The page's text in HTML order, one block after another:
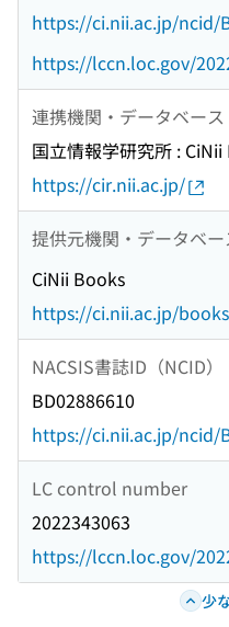
https://ci.nii.ac.jp/ncid/
https://lccn.loc.gov/
連携機関・データベース
国立情報学研究所 : CiNii
https://cir.nii.ac.jp/
提供元機関・データベー
CiNii Books
https://ci.nii.ac.jp/books
NACSIS書誌ID（NCID）
BD02886610
https://ci.nii.ac.jp/ncid/
LC control number
2022343063
https://lccn.loc.gov/
少